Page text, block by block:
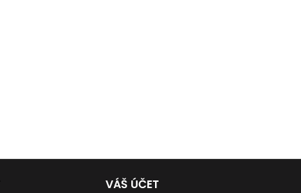
VÁŠ ÚČET